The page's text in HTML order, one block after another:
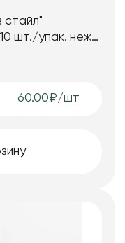
стайл"
шт./упак. неж-
60.00₽/шт